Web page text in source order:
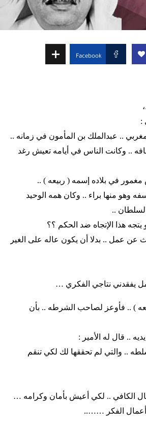
Facebook
:
.. عبدالملك بن المأمون في زمانه ..
.. وكانت الناس في أيامه تعيش رغد
في بلاده إسمه ( ربيعه ) ..
وهو منها براء .. وكان همه الوحيد
..
هذا الإتجاه ضد الحكم ؟؟
عن عمل .. بدلا أن يكون عاله على الغير
يفقدني نتاجي الفكري …
) .. فأوعز لصاحب الشرطه .. بأن
.. قال له الأمير :
.. والتي لم تحققها لك لكي تنقم
الكافي .. لكي أعيش بأمان وكرامه …
أعمال الفكر ……..